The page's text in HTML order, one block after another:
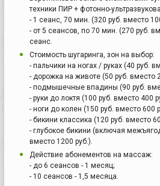
техники ПИР + фотонно-
- 1 сеанс, 70 мин. (320 руб. вместо
- от 5 сеансов, по 70 мин. (270 руб.
сеанс.
Стоимость шугаринга, зон на выбор:
- пальчики на ногах / руках (40 руб.
- дорожка на животе (50 руб. вместо
- подмышечные впадины (90 руб.
- руки до локтя (100 руб. вместо 400
- ноги до колен (150 руб. вместо 600
- бикини классика (120 руб. вместо
- глубокое бикини (включая
вместо 1200 руб.).
Действие абонементов на массаж:
- до 6 сеансов - 1 месяц;
- 10 сеансов - 1,5 месяца.